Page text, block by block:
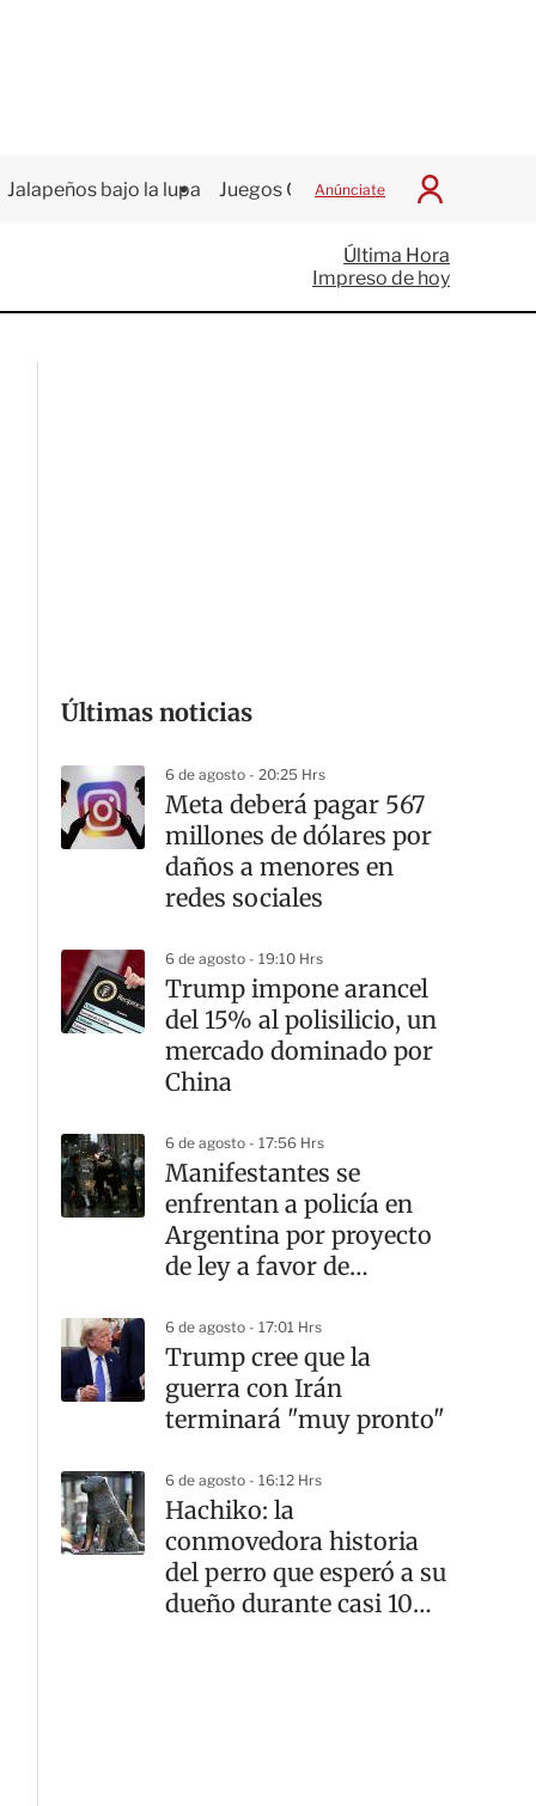
Jalapeños bajo la lupa Juegos Centroamericanos
Anúnciate
I
c
i
a
Última Hora
Impreso de hoy
Últimas noticias
6 de agosto - 20:25 Hrs
Meta deberá pagar 567
millones de dólares por
daños a menores en
redes sociales
6 de agosto - 19:10 Hrs
Trump impone arancel
del 15% al polisilicio, un
mercado dominado por
China
6 de agosto - 17:56 Hrs
Manifestantes se
enfrentan a policía en
Argentina por proyecto
de ley a favor de
6 de agosto - 17:01 Hrs
Trump cree que la
guerra con Irán
terminará "muy pronto"
6 de agosto - 16:12 Hrs
Hachiko: la
conmovedora historia
del perro que esperó a su
dueño durante casi 10